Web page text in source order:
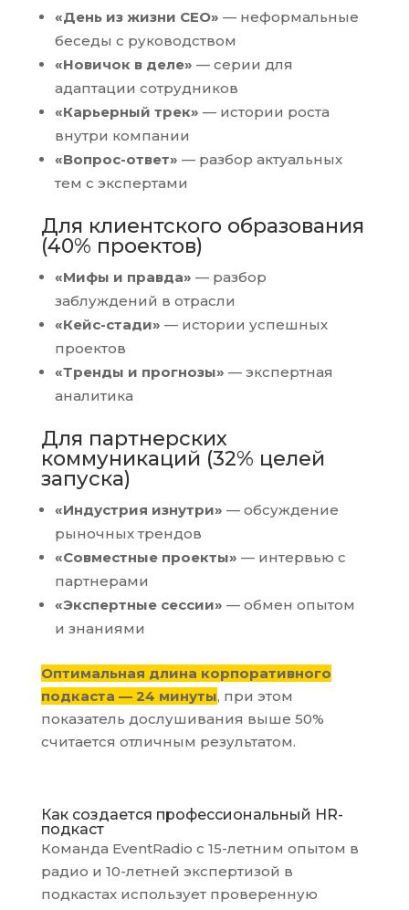
«День из жизни CEO» — неформальные
беседы с руководством
«Новичок в деле» — серии для
адаптации сотрудников
«Карьерный трек» — истории роста
внутри компании
«Вопрос-ответ» — разбор актуальных
тем с экспертами
Для клиентского образования
(40% проектов)
«Мифы и правда» — разбор
заблуждений в отрасли
«Кейс-стади» — истории успешных
проектов
«Тренды и прогнозы» — экспертная
аналитика
Для партнерских
коммуникаций (32% целей
запуска)
«Индустрия изнутри» — обсуждение
рыночных трендов
«Совместные проекты» — интервью с
партнерами
«Экспертные сессии» — обмен опытом
и знаниями
Оптимальная длина корпоративного
подкаста — 24 минуты, при этом
показатель дослушивания выше 50%
считается отличным результатом.
Как создается профессиональный HR-
подкаст
Команда EventRadio с 15-летним опытом в
радио и 10-летней экспертизой в
подкастах использует проверенную